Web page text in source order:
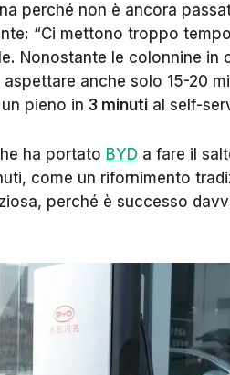
perché non è ancora
“Ci mettono troppo
Nonostante le colonnine in
anche solo 15-20
pieno in 3 minuti al self-
ha portato BYD a fare il
come un rifornimento
perché è successo